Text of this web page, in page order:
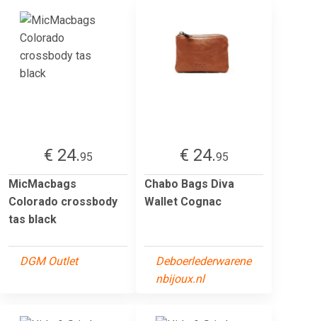
€ 24.95
MicMacbags
Colorado crossbody
tas black
DGM Outlet
€ 24.95
Chabo Bags Diva
Wallet Cognac
Deboerlederwarene
nbijoux.nl